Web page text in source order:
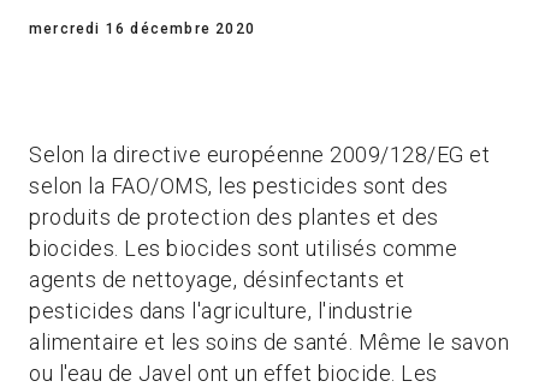
mercredi 16 décembre 2020
Selon la directive européenne 2009/128/EG et
selon la FAO/OMS, les pesticides sont des
produits de protection des plantes et des
biocides. Les biocides sont utilisés comme
agents de nettoyage, désinfectants et
pesticides dans l'agriculture, l'industrie
alimentaire et les soins de santé. Même le savon
ou l'eau de Javel ont un effet biocide. Les